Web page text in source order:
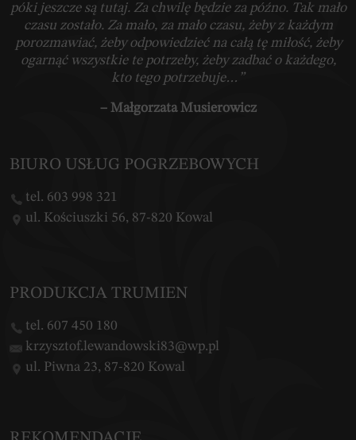
póki jeszcze są tutaj. Za chwilę będzie za późno. Tak mało
czasu zostało. Za mało, za mało czasu, żeby z każdym
porozmawiać, żeby odpowiedzieć na całą tę miłość, żeby
ogarnąć wszystkie te potrzeby, żeby zadbać o każdego,
kto tego potrzebuje…”
– Małgorzata Musierowicz
BIURO USŁUG POGRZEBOWYCH
tel. 603 998 321
ul. Kościuszki 56, 87-820 Kowal
PRODUKCJA TRUMIEN
tel. 607 450 180
krzysztof.lewandowski83@wp.pl
ul. Piwna 23, 87-820 Kowal